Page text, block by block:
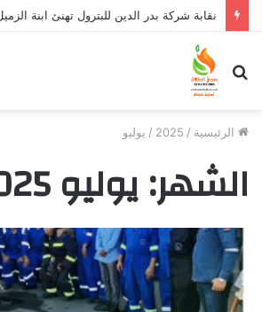
بحث
عن
الرئيسية /
2025
/ يوليو
الشهر:يوليو 2025